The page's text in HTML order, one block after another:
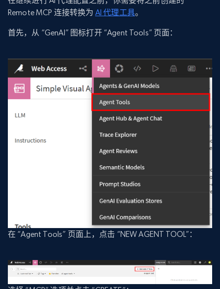
Remote MCP 连接转换为 AI 代理工具。
首先，从 “GenAI” 图标打开 “Agent Tools” 页面：
在 “Agent Tools” 页面上，点击 “NEW AGENT TOOL”：